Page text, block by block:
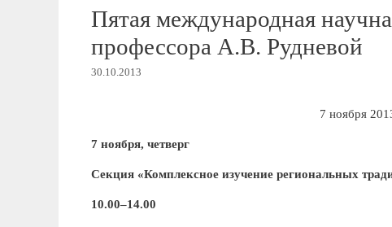
Пятая международная
профессора А.В. Рудневой
30.10.2013
7 ноября
7 ноября, четверг
Секция «Комплексное изучение региональных
10.00–14.00